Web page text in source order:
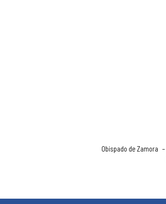
Obispado de Zamora –